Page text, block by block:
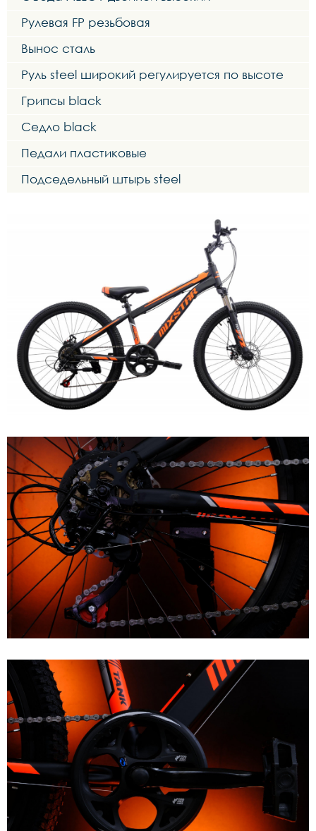
Рулевая FP резьбовая
Вынос сталь
Руль steel широкий регулируется по высоте
Грипсы black
Седло black
Педали пластиковые
Подседельный штырь steel